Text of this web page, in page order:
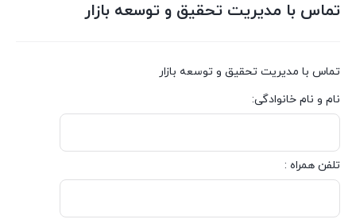
تماس با مدیریت تحقیق و توسعه بازار
تماس با مدیریت تحقیق و توسعه بازار
نام و نام خانوادگی:
تلفن همراه :